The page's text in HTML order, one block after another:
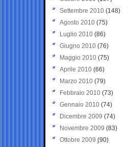
Settembre 2010 (148)
Agosto 2010 (75)
Luglio 2010 (86)
Giugno 2010 (76)
Maggio 2010 (75)
Aprile 2010 (66)
Marzo 2010 (79)
Febbraio 2010 (73)
Gennaio 2010 (74)
Dicembre 2009 (74)
Novembre 2009 (83)
Ottobre 2009 (90)